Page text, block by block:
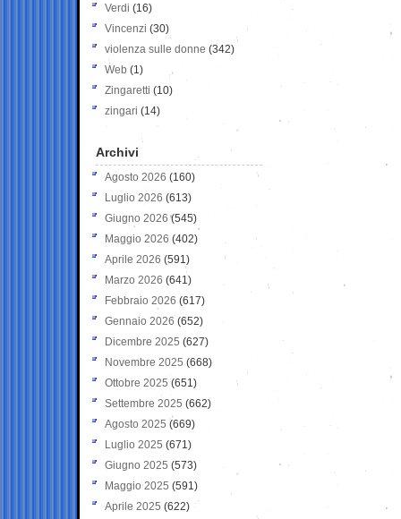
Verdi (16)
Vincenzi (30)
violenza sulle donne (342)
Web (1)
Zingaretti (10)
zingari (14)
Archivi
Agosto 2026 (160)
Luglio 2026 (613)
Giugno 2026 (545)
Maggio 2026 (402)
Aprile 2026 (591)
Marzo 2026 (641)
Febbraio 2026 (617)
Gennaio 2026 (652)
Dicembre 2025 (627)
Novembre 2025 (668)
Ottobre 2025 (651)
Settembre 2025 (662)
Agosto 2025 (669)
Luglio 2025 (671)
Giugno 2025 (573)
Maggio 2025 (591)
Aprile 2025 (622)